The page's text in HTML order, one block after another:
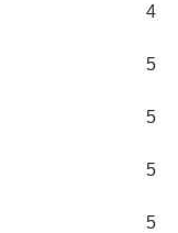
4
5
5
5
5